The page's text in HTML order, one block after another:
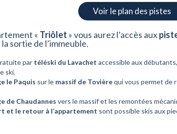
Voir le plan des pistes
« Triôlet » vous aurez l’accès aux
la sortie de l’immeuble.
par téléski du Lavachet accessible aux
ski,
le Paquis sur le massif de Tovièrequi vous permet de
de Chaudannes vers le massif et les remontées
et le retour à l’appartement sont possible skis aux